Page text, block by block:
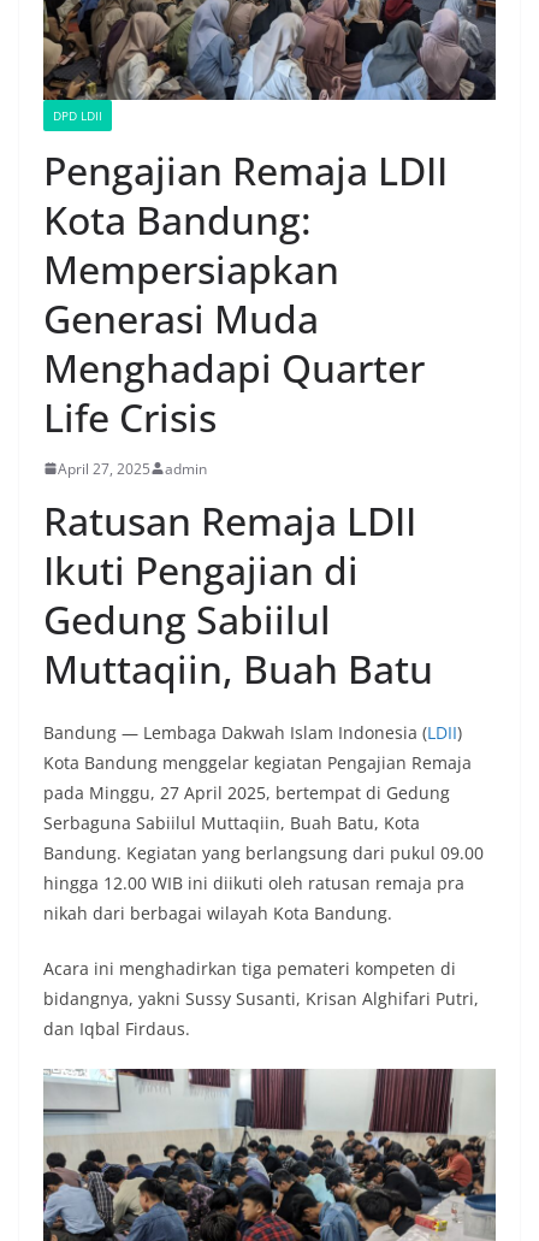
DPD LDII
Pengajian Remaja LDII
Kota Bandung:
Mempersiapkan
Generasi Muda
Menghadapi Quarter
Life Crisis
April 27, 2025 admin
Ratusan Remaja LDII
Ikuti Pengajian di
Gedung Sabiilul
Muttaqiin, Buah Batu
Bandung — Lembaga Dakwah Islam Indonesia (LDII)
Kota Bandung menggelar kegiatan Pengajian Remaja
pada Minggu, 27 April 2025, bertempat di Gedung
Serbaguna Sabiilul Muttaqiin, Buah Batu, Kota
Bandung. Kegiatan yang berlangsung dari pukul 09.00
hingga 12.00 WIB ini diikuti oleh ratusan remaja pra
nikah dari berbagai wilayah Kota Bandung.
Acara ini menghadirkan tiga pemateri kompeten di
bidangnya, yakni Sussy Susanti, Krisan Alghifari Putri,
dan Iqbal Firdaus.